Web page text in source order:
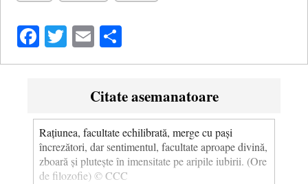
Facebook
Twitter
Email
Citate asemanatoare
Rațiunea, facultate echilibrată, merge cu pași
încrezători, dar sentimentul, facultate aproape divină,
zboară și plutește în imensitate pe aripile iubirii. (Ore
de filozofie) © CCC